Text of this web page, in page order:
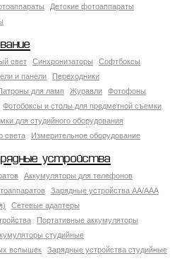
Детские фотоаппараты
свет Синхронизаторы
Софтбоксы
и панели
Переходники
для ламп Журавли
Фотофоны
Фотобоксы и столы для предметной съемки
для студийного оборудования
света
Измерительное оборудование
устройства
Аккумуляторы для телефонов
Зарядные устройства AA/AAA
Сетевые адаптеры
Портативные аккумуляторы
студийные
вспышек
Зарядные устройства студийные